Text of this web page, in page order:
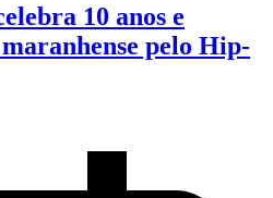
10 anos e
pelo Hip-